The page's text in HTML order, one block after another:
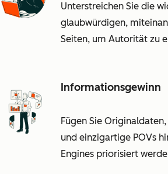
Unterstreichen Sie die
glaubwürdigen,
Seiten, um Autorität zu
Informationsgewinn
Fügen Sie
und einzigartige POVs
Engines priorisiert